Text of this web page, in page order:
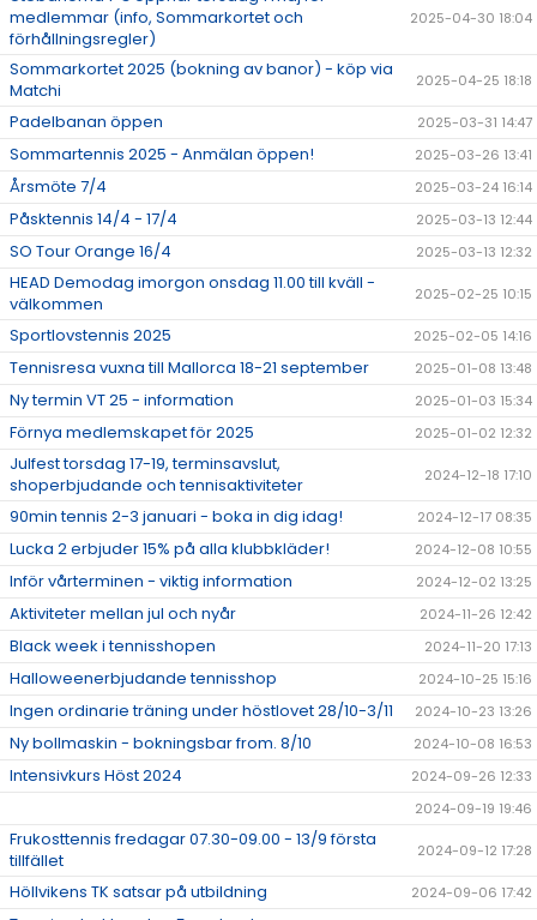
medlemmar (info, Sommarkortet och
förhållningsregler)
2025-04-30 18:04
Sommarkortet 2025 (bokning av banor) - köp via
Matchi
2025-04-25 18:18
Padelbanan öppen 2025-03-31 14:47
Sommartennis 2025 - Anmälan öppen! 2025-03-26 13:41
Årsmöte 7/4 2025-03-24 16:14
Påsktennis 14/4 - 17/4 2025-03-13 12:44
SO Tour Orange 16/4 2025-03-13 12:32
HEAD Demodag imorgon onsdag 11.00 till kväll -
välkommen
2025-02-25 10:15
Sportlovstennis 2025 2025-02-05 14:16
Tennisresa vuxna till Mallorca 18-21 september 2025-01-08 13:48
Ny termin VT 25 - information 2025-01-03 15:34
Förnya medlemskapet för 2025 2025-01-02 12:32
Julfest torsdag 17-19, terminsavslut,
shoperbjudande och tennisaktiviteter
2024-12-18 17:10
90min tennis 2-3 januari - boka in dig idag! 2024-12-17 08:35
Lucka 2 erbjuder 15% på alla klubbkläder! 2024-12-08 10:55
Inför vårterminen - viktig information 2024-12-02 13:25
Aktiviteter mellan jul och nyår 2024-11-26 12:42
Black week i tennisshopen 2024-11-20 17:13
Halloweenerbjudande tennisshop 2024-10-25 15:16
Ingen ordinarie träning under höstlovet 28/10-3/11 2024-10-23 13:26
Ny bollmaskin - bokningsbar from. 8/10 2024-10-08 16:53
Intensivkurs Höst 2024
2024-09-26 12:33
2024-09-19 19:46
Frukosttennis fredagar 07.30-09.00 - 13/9 första
tillfället
2024-09-12 17:28
Höllvikens TK satsar på utbildning 2024-09-06 17:42